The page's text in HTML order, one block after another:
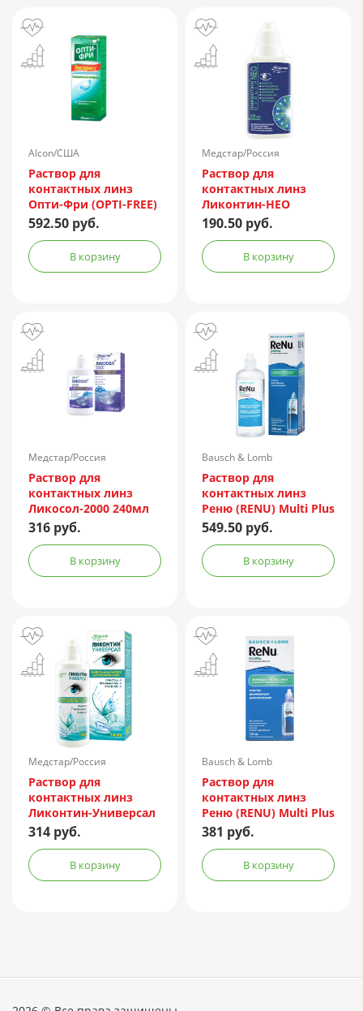
Alcon/США
Раствор для
контактных линз
Опти-Фри (OPTI-FREE)
Express 355мл +
контейнер
592.50 руб.
В корзину
Медстар/Россия
Раствор для
контактных линз
Ликонтин-НЕО
Мульти 60мл
190.50 руб.
В корзину
Медстар/Россия
Раствор для
контактных линз
Ликосол-2000 240мл
316 руб.
В корзину
Bausch & Lomb
Incorporated/Италия
Раствор для
контактных линз
Реню (RENU) Multi Plus
240мл + контейнер
549.50 руб.
В корзину
Медстар/Россия
Раствор для
контактных линз
Ликонтин-Универсал
240мл
314 руб.
В корзину
Bausch & Lomb
Incorporated/Италия
Раствор для
контактных линз
Реню (RENU) Multi Plus
120мл + контейнер
381 руб.
В корзину